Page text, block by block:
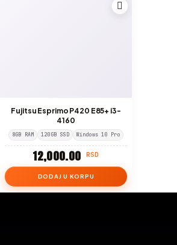
Fujitsu Esprimo P420 E85+ i3-
4160
8GB RAM 120GB SSD Windows 10 Pro
12,000.00 RSD
DODAJ U KORPU